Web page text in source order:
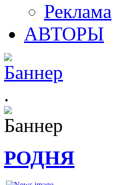
Реклама
АВТОРЫ
.
РОДНЯ